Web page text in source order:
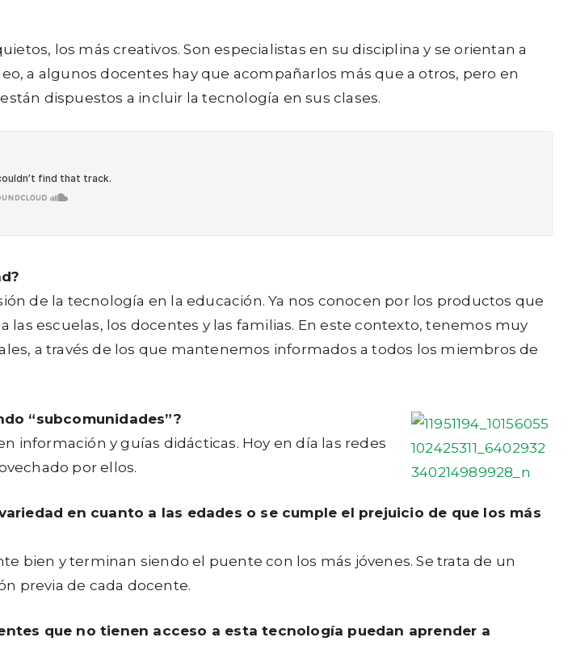
los más creativos. Son especialistas en su disciplina y se orientan a
a algunos docentes hay que acompañarlos más que a otros, pero en
dispuestos a incluir la tecnología en sus clases.
de la tecnología en la educación. Ya nos conocen por los productos que
escuelas, los docentes y las familias. En este contexto, tenemos muy
a través de los que mantenemos informados a todos los miembros de
“subcomunidades”?
información y guías didácticas. Hoy en día las redes
por ellos.
en cuanto a las edades o se cumple el prejuicio de que los más
bien y terminan siendo el puente con los más jóvenes. Se trata de un
previa de cada docente.
que no tienen acceso a esta tecnología puedan aprender a